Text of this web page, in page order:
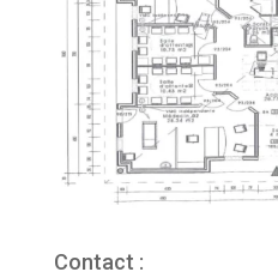
Contact :